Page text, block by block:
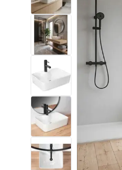
Canaline di scarico
Set di vaso WC e bidet
Vasche da bagno e
Rubinetti da bagno
Set doccia